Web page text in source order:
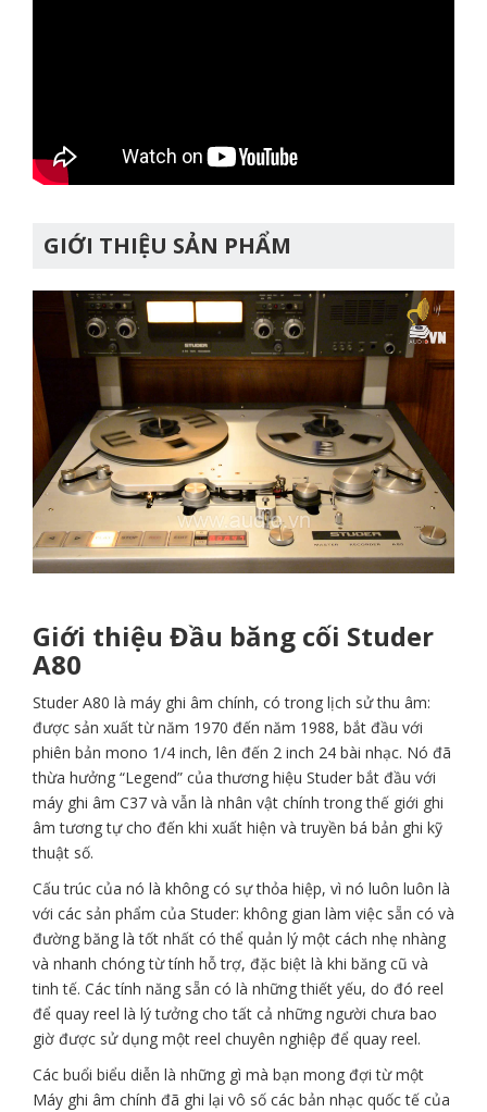
GIỚI THIỆU SẢN PHẨM
Giới thiệu Đầu băng cối Studer
A80
Studer A80 là máy ghi âm chính, có trong lịch sử thu âm:
được sản xuất từ ​​năm 1970 đến năm 1988, bắt đầu với
phiên bản mono 1/4 inch, lên đến 2 inch 24 bài nhạc. Nó đã
thừa hưởng “Legend” của thương hiệu Studer bắt đầu với
máy ghi âm C37 và vẫn là nhân vật chính trong thế giới ghi
âm tương tự cho đến khi xuất hiện và truyền bá bản ghi kỹ
thuật số.
Cấu trúc của nó là không có sự thỏa hiệp, vì nó luôn luôn là
với các sản phẩm của Studer: không gian làm việc sẵn có và
đường băng là tốt nhất có thể quản lý một cách nhẹ nhàng
và nhanh chóng từ tính hỗ trợ, đặc biệt là khi băng cũ và
tinh tế. Các tính năng sẵn có là những thiết yếu, do đó reel
để quay reel là lý tưởng cho tất cả những người chưa bao
giờ được sử dụng một reel chuyên nghiệp để quay reel.
Các buổi biểu diễn là những gì mà bạn mong đợi từ một
Máy ghi âm chính đã ghi lại vô số các bản nhạc quốc tế của